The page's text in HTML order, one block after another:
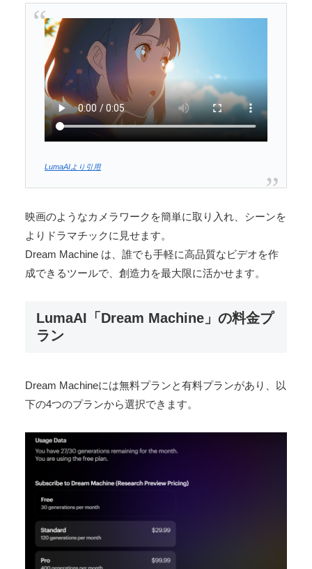
LumaAIより引用
映画のようなカメラワークを簡単に取り入れ、シーンを
よりドラマチックに見せます。
Dream Machine は、誰でも手軽に高品質なビデオを作
成できるツールで、創造力を最大限に活かせます。
LumaAI「Dream Machine」の料金プ
ラン
Dream Machineには無料プランと有料プランがあり、以
下の4つのプランから選択できます。